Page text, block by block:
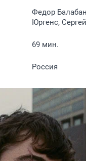
Федор
Юргенс,
69 мин.
Россия